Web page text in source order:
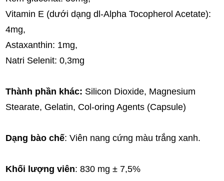
Vitamin E (dưới dạng dl-Alpha Tocopherol Acetate):
4mg,
Astaxanthin: 1mg,
Natri Selenit: 0,3mg
Thành phần khác: Silicon Dioxide, Magnesium
Stearate, Gelatin, Col-oring Agents (Capsule)
Dạng bào chế: Viên nang cứng màu trắng xanh.
Khối lượng viên: 830 mg ± 7,5%